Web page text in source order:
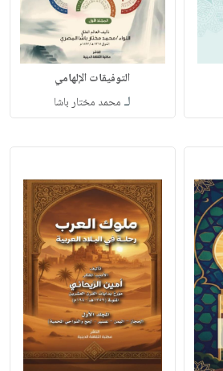
التوفيقات الإلهامي
لـ محمد مختار باشا